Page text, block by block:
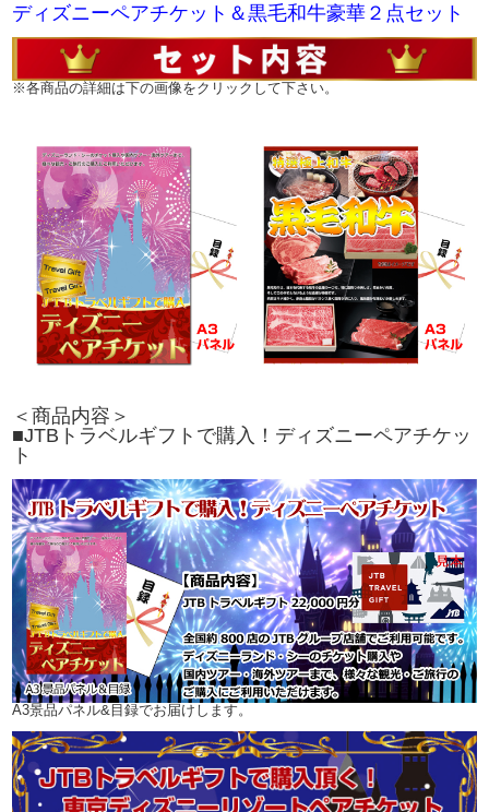
ディズニーペアチケット＆黒毛和牛豪華２点セット
※各商品の詳細は下の画像をクリックして下さい。
＜商品内容＞
■JTBトラベルギフトで購入！ディズニーペアチケッ
ト
A3景品パネル&目録でお届けします。